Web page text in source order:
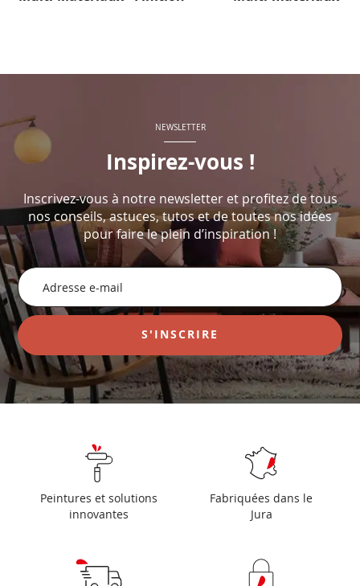
NEWSLETTER
Inspirez-vous !
Inscrivez-vous à notre newsletter et profitez de tous
nos conseils, astuces, tutos et de toutes nos idées
pour faire le plein d’inspiration !
Inscription
à
notre
newsletter
:
S'INSCRIRE
Peintures et solutions
innovantes
Fabriquées dans le
Jura